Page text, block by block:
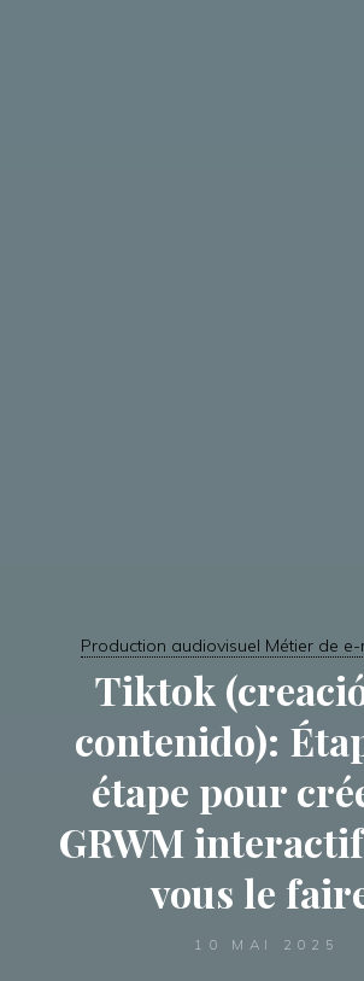
Production audiovisuel Métier de
Tiktok
contenido):
étape pour
GRWM
vous le
10 MAI 2025